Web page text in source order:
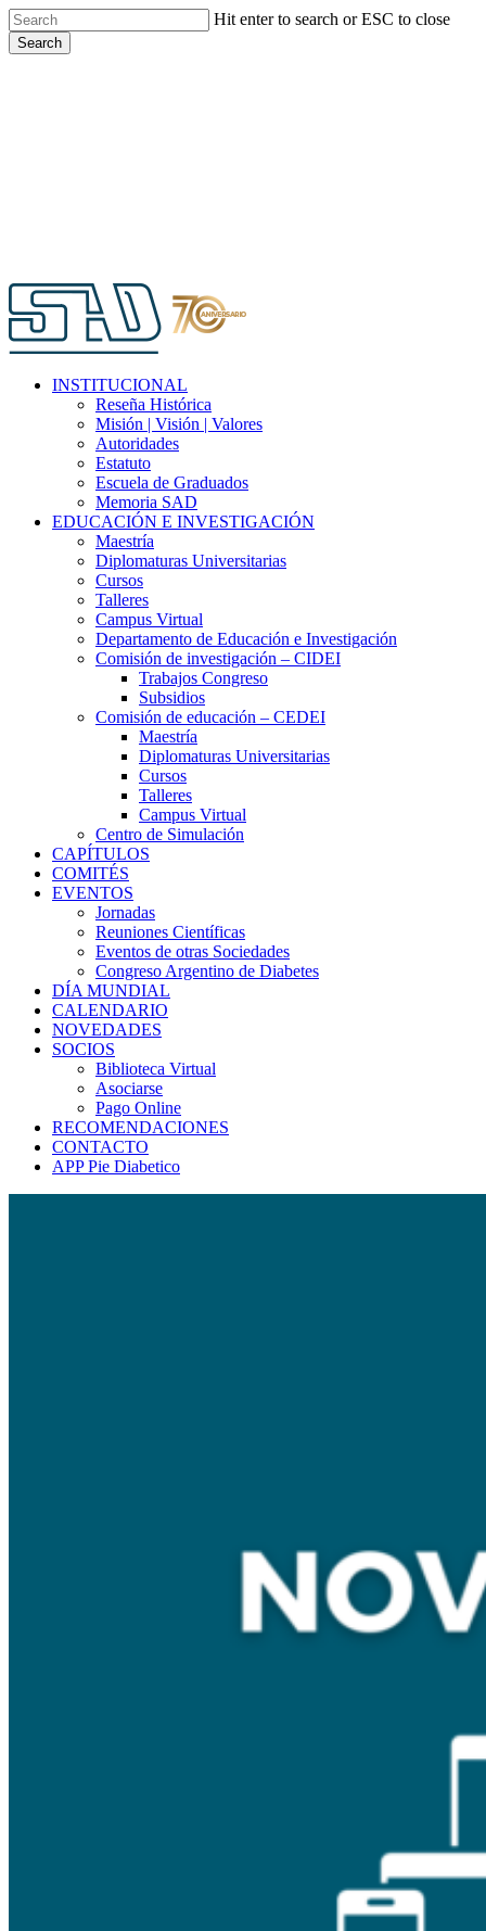
Skip
to
main
Hit enter to search or ESC to close
Search
Menu
INSTITUCIONAL
Reseña Histórica
Misión | Visión | Valores
Autoridades
Estatuto
Escuela de Graduados
Memoria SAD
EDUCACIÓN E INVESTIGACIÓN
Maestría
Diplomaturas Universitarias
Cursos
Talleres
Campus Virtual
Departamento de Educación e Investigación
Comisión de investigación – CIDEI
Trabajos Congreso
Subsidios
Comisión de educación – CEDEI
Maestría
Diplomaturas Universitarias
Cursos
Talleres
Campus Virtual
Centro de Simulación
CAPÍTULOS
COMITÉS
EVENTOS
Jornadas
Reuniones Científicas
Eventos de otras Sociedades
Congreso Argentino de Diabetes
DÍA MUNDIAL
CALENDARIO
NOVEDADES
SOCIOS
Biblioteca Virtual
Asociarse
Pago Online
RECOMENDACIONES
CONTACTO
APP Pie Diabetico